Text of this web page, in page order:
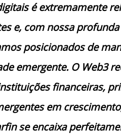
é extremamente
e, com nossa
posicionados de
emergente. O Web3
financeiras,
em
se encaixa